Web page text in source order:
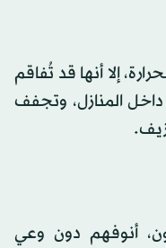
إلا أنها قد تُفاقم
المنازل، وتجفف
أنوفهم دون وعي